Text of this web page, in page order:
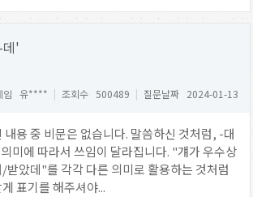
'
임 유**** | 조회수 500489 | 질문날짜 2024-01-13
내용 중 비문은 없습니다. 말씀하신 것처럼, -대
미에 따라서 쓰임이 달라집니다. "걔가 우수상
받았데"를 각각 다른 의미로 활용하는 것처럼
표기를 해주셔야...